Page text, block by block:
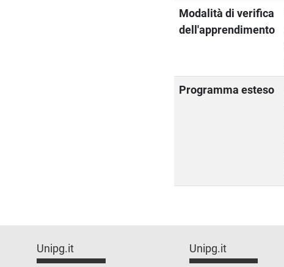
Modalità di verifica
dell'apprendimento
Programma esteso
Unipg.it Unipg.it